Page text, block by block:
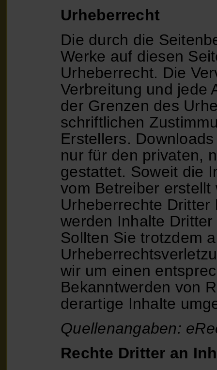
Urheberrecht
Die durch die
Werke auf diesen
Urheberrecht. Die
Verbreitung und jede
der Grenzen des
schriftlichen
Erstellers.
nur für den privaten,
gestattet. Soweit die
vom Betreiber
Urheberrechte
werden Inhalte
Sollten Sie trotzdem
wir um einen
Bekanntwerden von
derartige Inhalte
Quellenangaben:
Rechte Dritter an